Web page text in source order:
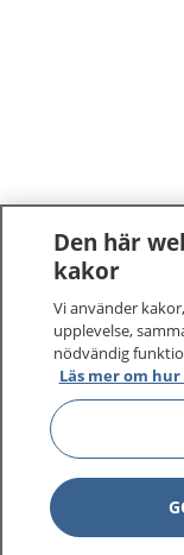
1177–
På 1177.se får
sjukdomar och
Logga in för att
vårdärenden.
Den här
kakor
Vi använder
upplevelse,
nödvändig
Läs mer om